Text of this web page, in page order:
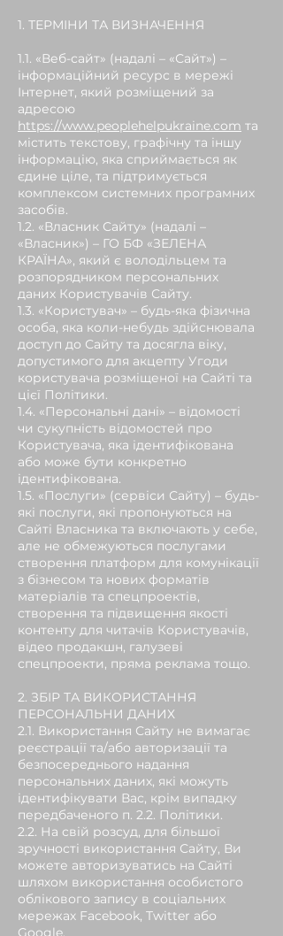
1. ТЕРМІНИ ТА ВИЗНАЧЕННЯ
1.1. «Веб-сайт» (надалі – «Сайт») –
інформаційний ресурс в мережі
Інтернет, який розміщений за
адресою
https://www.peoplehelpukraine.com та
містить текстову, графічну та іншу
інформацію, яка сприймається як
єдине ціле, та підтримується
комплексом системних програмних
засобів.
1.2. «Власник Сайту» (надалі –
«Власник») – ГО БФ «ЗЕЛЕНА
КРАЇНА», який є володільцем та
розпорядником персональних
даних Користувачів Сайту.
1.3. «Користувач» – будь-яка фізична
особа, яка коли-небудь здійснювала
доступ до Сайту та досягла віку,
допустимого для акцепту Угоди
користувача розміщеної на Сайті та
цієї Політики.
1.4. «Персональні дані» – відомості
чи сукупність відомостей про
Користувача, яка ідентифікована
або може бути конкретно
ідентифікована.
1.5. «Послуги» (сервіси Сайту) – будь-
які послуги, які пропонуються на
Сайті Власника та включають у себе,
але не обмежуються послугами
створення платформ для комунікації
з бізнесом та нових форматів
матеріалів та спецпроектів,
створення та підвищення якості
контенту для читачів Користувачів,
відео продакшн, галузеві
спецпроекти, пряма реклама тощо.
2. ЗБІР ТА ВИКОРИСТАННЯ
ПЕРСОНАЛЬНИ ДАНИХ
2.1. Використання Сайту не вимагає
реєстрації та/або авторизації та
безпосереднього надання
персональних даних, які можуть
ідентифікувати Вас, крім випадку
передбаченого п. 2.2. Політики.
2.2. На свій розсуд, для більшої
зручності використання Сайту, Ви
можете авторизуватись на Сайті
шляхом використання особистого
облікового запису в соціальних
мережах Facebook, Twitter або
Google.